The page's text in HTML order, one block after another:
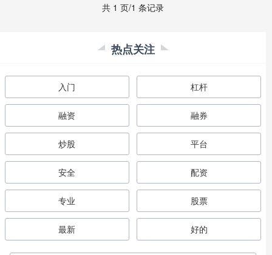
共 1 页/1 条记录
热点关注
入门 杠杆
融资 融券
炒股 平台
安全 配资
专业 股票
最新 好的